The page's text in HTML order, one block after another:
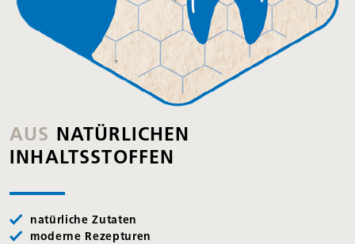
AUS NATÜRLICHEN
INHALTSSTOFFEN
natürliche Zutaten
moderne Rezepturen